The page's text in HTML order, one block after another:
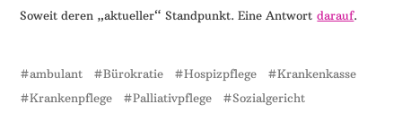
Soweit deren „aktueller“ Standpunkt. Eine Antwortdarauf.
ambulant Bürokratie Hospizpflege
Krankenkasse
Krankenpflege
Palliativpflege
Sozialgericht